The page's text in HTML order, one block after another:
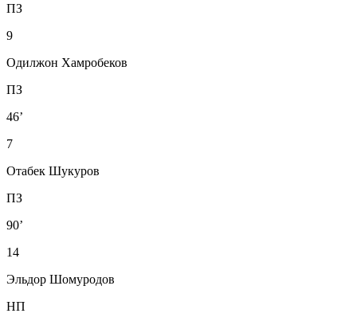
ПЗ
9
Одилжон Хамробеков
ПЗ
46’
7
Отабек Шукуров
ПЗ
90’
14
Эльдор Шомуродов
НП